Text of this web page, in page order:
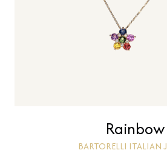
Rainbow
BARTORELLI ITALIAN